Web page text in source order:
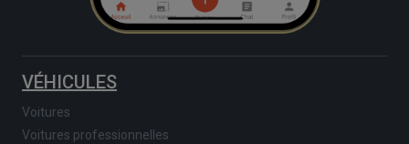
VÉHICULES
Voitures
Voitures professionnelles